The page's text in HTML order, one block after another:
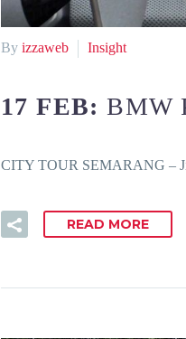
By izzaweb Insight
17 FEB:BMW
CITY TOUR SEMARANG –
READ MORE